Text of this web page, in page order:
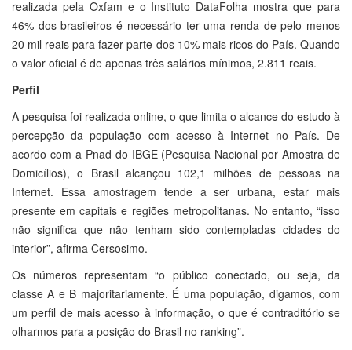
realizada pela Oxfam e o Instituto DataFolha mostra que para
46% dos brasileiros é necessário ter uma renda de pelo menos
20 mil reais para fazer parte dos 10% mais ricos do País. Quando
o valor oficial é de apenas três salários mínimos, 2.811 reais.
Perfil
A pesquisa foi realizada online, o que limita o alcance do estudo à
percepção da população com acesso à Internet no País. De
acordo com a Pnad do IBGE (Pesquisa Nacional por Amostra de
Domicílios), o Brasil alcançou 102,1 milhões de pessoas na
Internet. Essa amostragem tende a ser urbana, estar mais
presente em capitais e regiões metropolitanas. No entanto, “isso
não significa que não tenham sido contempladas cidades do
interior”, afirma Cersosimo.
Os números representam “o público conectado, ou seja, da
classe A e B majoritariamente. É uma população, digamos, com
um perfil de mais acesso à informação, o que é contraditório se
olharmos para a posição do Brasil no ranking”.